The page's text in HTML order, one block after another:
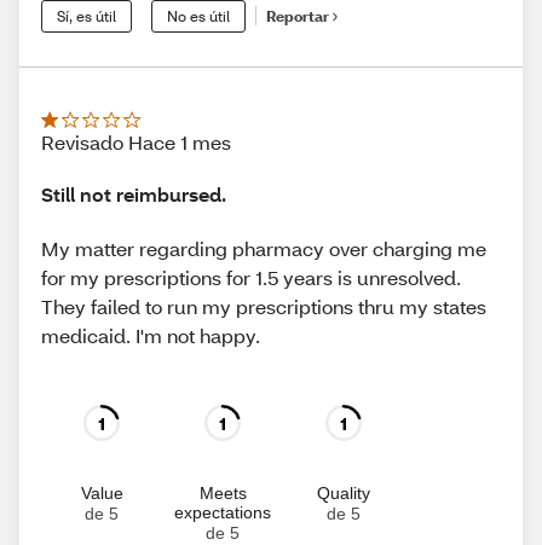
Sí, es útil No es útil Reportar
Revisado Hace 1 mes
Still not reimbursed.
My matter regarding pharmacy over charging me
for my prescriptions for 1.5 years is unresolved.
They failed to run my prescriptions thru my states
medicaid. I'm not happy.
1
Value
de 5
1
Meets
expectations
de 5
1
Quality
de 5